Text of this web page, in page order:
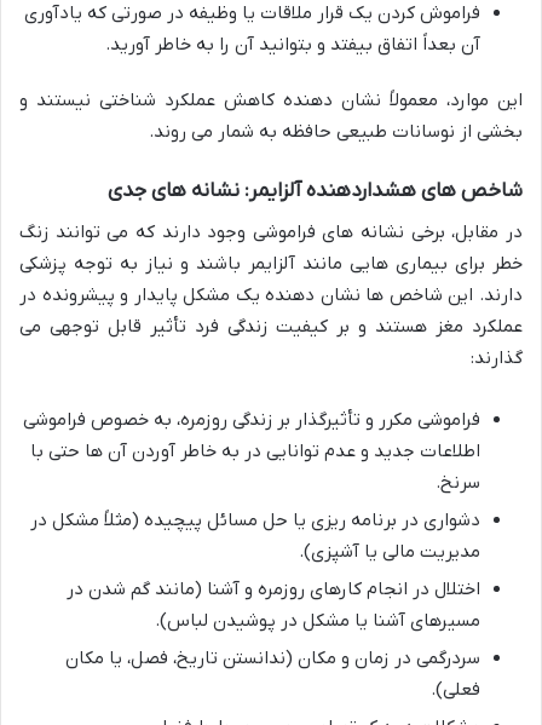
فراموش کردن یک قرار ملاقات یا وظیفه در صورتی که یادآوری
آن بعداً اتفاق بیفتد و بتوانید آن را به خاطر آورید.
این موارد، معمولاً نشان دهنده کاهش عملکرد شناختی نیستند و
بخشی از نوسانات طبیعی حافظه به شمار می روند.
شاخص های هشداردهنده آلزایمر: نشانه های جدی
در مقابل، برخی نشانه های فراموشی وجود دارند که می توانند زنگ
خطر برای بیماری هایی مانند آلزایمر باشند و نیاز به توجه پزشکی
دارند. این شاخص ها نشان دهنده یک مشکل پایدار و پیشرونده در
عملکرد مغز هستند و بر کیفیت زندگی فرد تأثیر قابل توجهی می
گذارند:
فراموشی مکرر و تأثیرگذار بر زندگی روزمره، به خصوص فراموشی
اطلاعات جدید و عدم توانایی در به خاطر آوردن آن ها حتی با
سرنخ.
دشواری در برنامه ریزی یا حل مسائل پیچیده (مثلاً مشکل در
مدیریت مالی یا آشپزی).
اختلال در انجام کارهای روزمره و آشنا (مانند گم شدن در
مسیرهای آشنا یا مشکل در پوشیدن لباس).
سردرگمی در زمان و مکان (ندانستن تاریخ، فصل، یا مکان
فعلی).